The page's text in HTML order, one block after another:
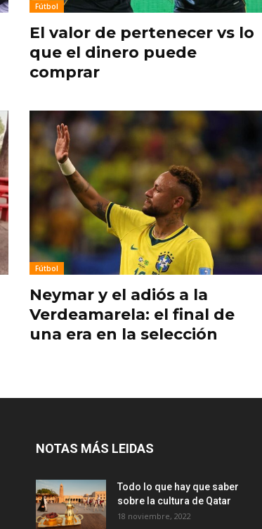
Fútbol
El valor de pertenecer vs lo
que el dinero puede
comprar
Fútbol
Neymar y el adiós a la
Verdeamarela: el final de
una era en la selección
NOTAS MÁS LEIDAS
Todo lo que hay que saber
sobre la cultura de Qatar
18 noviembre, 2022